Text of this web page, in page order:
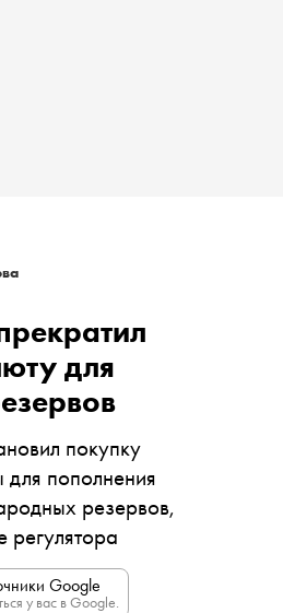
для
покупку
пополнения
резервов,
регулятора
Google
у вас в Google.